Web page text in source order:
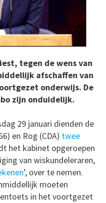
tegen de wens van
afschaffen van
onderwijs. De
zijn onduidelijk.
29 januari dienden de
en Rog (CDA) twee
het kabinet opgeroepen
van wiskundeleraren,
’, over te nemen.
moeten
in het voortgezet